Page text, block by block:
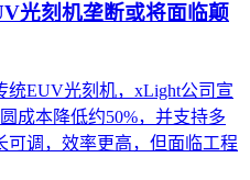
光刻机垄断或将面临颠
统EUV光刻机，xLight公司宣
成本降低约50%，并支持多
可调，效率更高，但面临工程